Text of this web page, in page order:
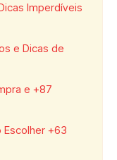
Imperdíveis
e Dicas de
e +87
Escolher +63